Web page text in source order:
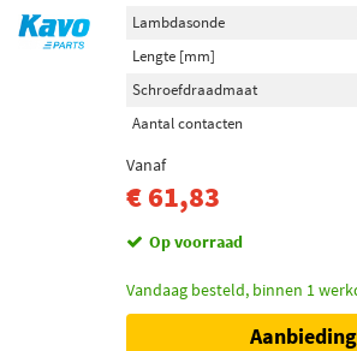
Lambdasonde
Lengte [mm]
Schroefdraadmaat
Aantal contacten
Vanaf
€ 61,83
Op voorraad
Vandaag besteld, binnen 1